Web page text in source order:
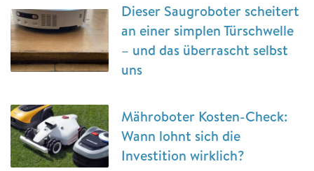
Dieser Saugroboter scheitert
an einer simplen Türschwelle
– und das überrascht selbst
uns
Mähroboter Kosten-Check:
Wann lohnt sich die
Investition wirklich?